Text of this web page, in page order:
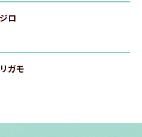
ロ
ガモ